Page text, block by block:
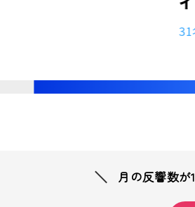
31
月の反響数が